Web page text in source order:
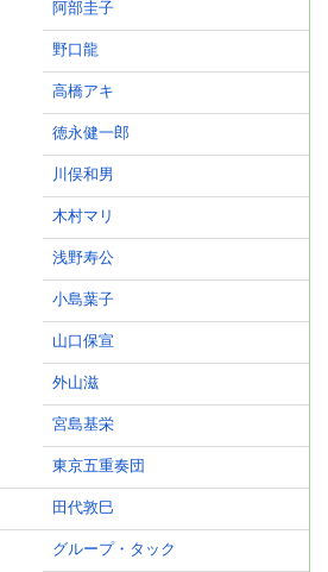
阿部圭子
野口龍
高橋アキ
徳永健一郎
川俣和男
木村マリ
浅野寿公
小島葉子
山口保宣
外山滋
宮島基栄
東京五重奏団
田代敦巳
グループ・タック